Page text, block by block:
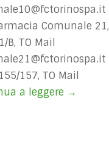
Comunale 21,
B, TO Mail
157, TO Mail
a leggere →